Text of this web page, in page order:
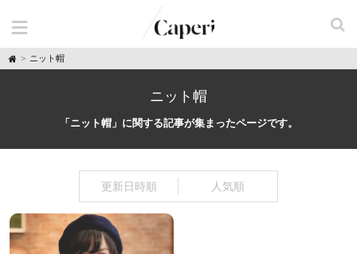
H
o
ニット帽
ニット帽
「ニット帽」に関する記事が集まったページです。
更新日時順 人気順